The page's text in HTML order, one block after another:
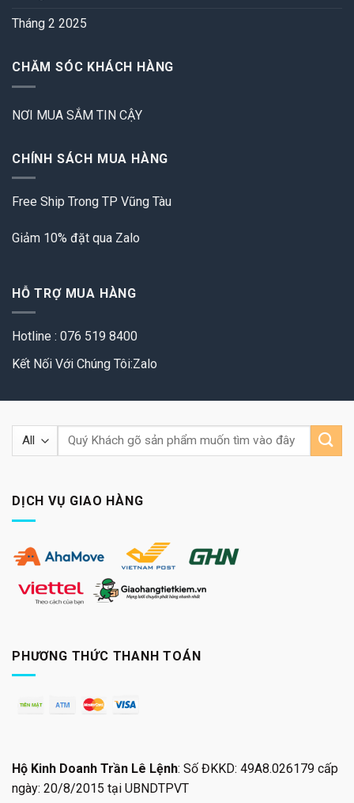
Tháng 2 2025
CHĂM SÓC KHÁCH HÀNG
NƠI MUA SẮM TIN CẬY
CHÍNH SÁCH MUA HÀNG
Free Ship Trong TP Vũng Tàu
Giảm 10% đặt qua Zalo
HỖ TRỢ MUA HÀNG
Hotline : 076 519 8400
Kết Nối Với Chúng Tôi:Zalo
Tìm
DỊCH VỤ GIAO HÀNG
PHƯƠNG THỨC THANH TOÁN
Hộ Kinh Doanh Trần Lê Lệnh: Số ĐKKD: 49A8.026179 cấp
ngày: 20/8/2015 tại UBNDTPVT